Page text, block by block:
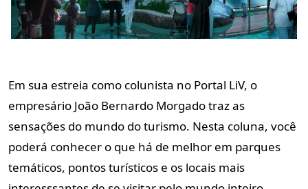
Em sua estreia como colunista no Portal LiV, o
empresário João Bernardo Morgado traz as
sensações do mundo do turismo. Nesta coluna, você
poderá conhecer o que há de melhor em parques
temáticos, pontos turísticos e os locais mais